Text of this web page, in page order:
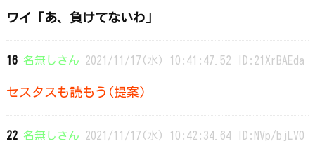
ワイ「あ、負けてないわ」
16 名無しさん 2021/11/17(水) 10:41:47.52 ID:21XrBAEda
セスタスも読もう(提案)
22 名無しさん 2021/11/17(水) 10:42:34.64 ID:NVp/bjLV0